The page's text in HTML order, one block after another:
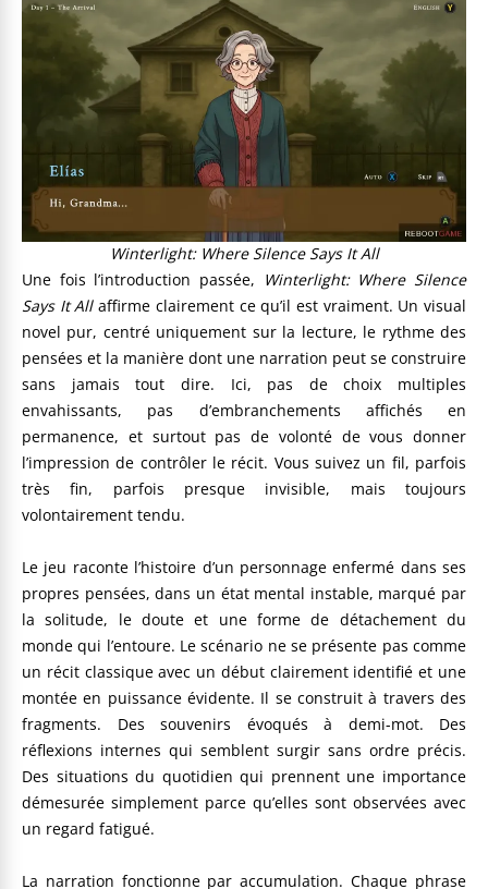
Winterlight: Where Silence Says It All
Une fois l’introduction passée, Winterlight: Where Silence
Says It Allaffirme clairement ce qu’il est vraiment. Un visual
novel pur, centré uniquement sur la lecture, le rythme des
pensées et la manière dont une narration peut se construire
sans jamais tout dire. Ici, pas de choix multiples
envahissants, pas d’embranchements affichés en
permanence, et surtout pas de volonté de vous donner
l’impression de contrôler le récit. Vous suivez un fil, parfois
très fin, parfois presque invisible, mais toujours
volontairement tendu.
Le jeu raconte l’histoire d’un personnage enfermé dans ses
propres pensées, dans un état mental instable, marqué par
la solitude, le doute et une forme de détachement du
monde qui l’entoure. Le scénario ne se présente pas comme
un récit classique avec un début clairement identifié et une
montée en puissance évidente. Il se construit à travers des
fragments. Des souvenirs évoqués à demi-mot. Des
réflexions internes qui semblent surgir sans ordre précis.
Des situations du quotidien qui prennent une importance
démesurée simplement parce qu’elles sont observées avec
un regard fatigué.
La narration fonctionne par accumulation. Chaque phrase